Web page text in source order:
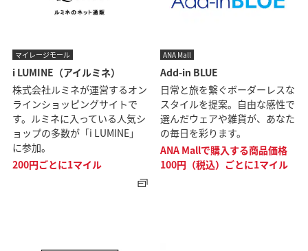
マイレージモール
i LUMINE（アイルミネ）
株式会社ルミネが運営するオン
ラインショッピングサイトで
す。ルミネに入っている人気シ
ョップの多数が「i LUMINE」
に参加。
200円ごとに1マイル
ANA Mall
Add-in BLUE
日常と旅を繋ぐボーダーレスな
スタイルを提案。自由な感性で
選んだウェアや雑貨が、あなた
の毎日を彩ります。
ANA Mallで購入する商品価格
100円（税込）ごとに1マイル